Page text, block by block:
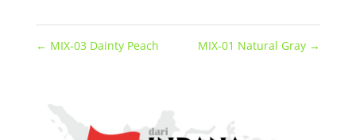
← MIX-03 Dainty Peach MIX-01 Natural Gray →